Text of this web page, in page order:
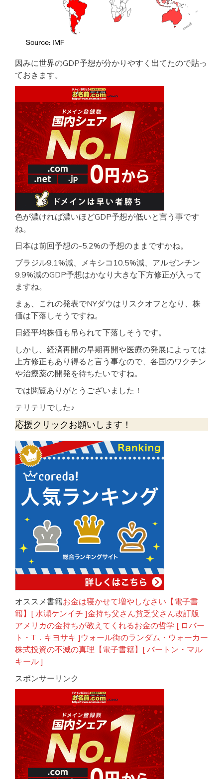
因みに世界のGDP予想が分かりやすく出てたので貼っ
ておきます。
色が濃ければ濃いほどGDP予想が低いと言う事です
ね。
日本は前回予想の-5.2%の予想のままですかね。
ブラジル9.1%減、メキシコ10.5%減、アルゼンチン
9.9%減のGDP予想はかなり大きな下方修正が入って
ますね。
まぁ、これの発表でNYダウはリスクオフとなり、株
価は下落しそうですね。
日経平均株価も吊られて下落しそうです。
しかし、経済再開の早期再開や医療の発展によっては
上方修正もあり得ると言う事なので、各国のワクチン
や治療薬の開発を待ちたいですね。
では閲覧ありがとうございました！
テリテリでした♪
応援クリックお願いします！
オススメ書籍お金は寝かせて増やしなさい【電子書
籍】[ 水瀬ケンイチ ]金持ち父さん貧乏父さん改訂版
アメリカの金持ちが教えてくれるお金の哲学 [ ロバー
ト・T．キヨサキ ]ウォール街のランダム・ウォーカー
株式投資の不滅の真理【電子書籍】[ バートン・マル
キール ]
スポンサーリンク